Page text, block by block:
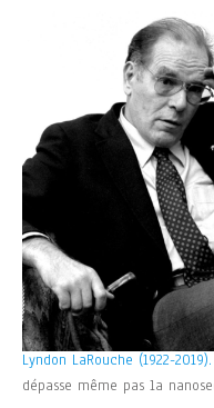
Lyndon LaRouche (1922-2019).
dépasse même pas la